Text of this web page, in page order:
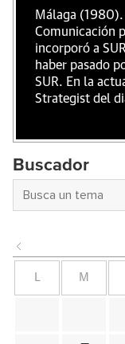
Málaga (1980).
Comunicación
incorporó a
haber pasado
SUR. En la
Strategist del
Buscador
M